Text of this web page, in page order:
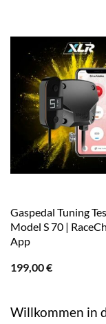
Gaspedal Tuning
Model S 70 |
App
199,00€
Willkommen in